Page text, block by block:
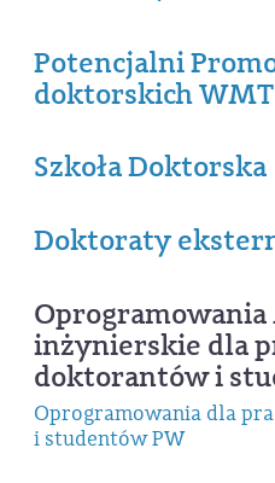
Potencjalni
doktorskich WMT
Szkoła Doktorska
Doktoraty
inżynierskie dla
doktorantów i
Oprogramowania dla
i studentów PW